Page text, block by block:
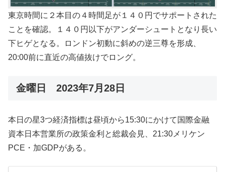
東京時間に２本目の４時間足が１４０円でサポートされた
ことを確認。１４０円以下がアンダーシュートとなり長い
下ヒゲとなる。ロンドン初動に斜めの逆三尊を形成、
20:00前に直近の高値抜けでロング。
金曜日 2023年7月28日
本日の星3つ経済指標は昼頃から15:30にかけて国際金融
資本日本営業所の政策金利と総裁会見、21:30メリケン
PCE・加GDPがある。